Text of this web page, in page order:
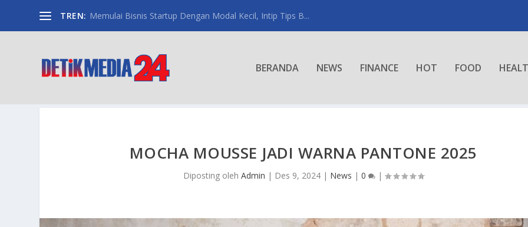
TREN: Memulai Bisnis Startup Dengan Modal Kecil, Intip Tips B...
BERANDA NEWS FINANCE HOT FOOD
MOCHA MOUSSE JADI WARNA PANTONE 2025
Diposting oleh Admin | Des 9, 2024| News | 0 |